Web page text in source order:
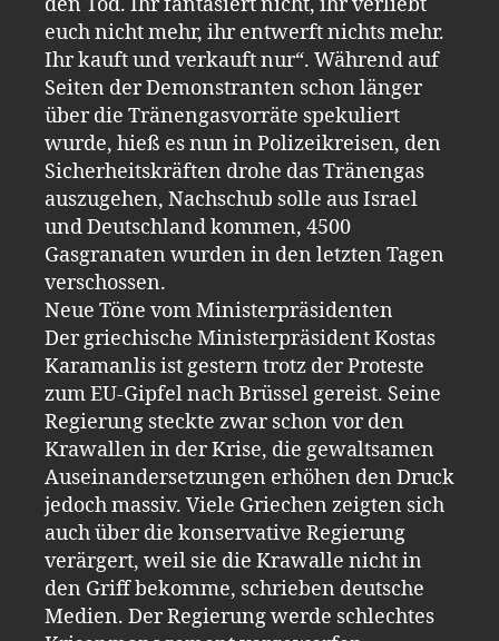
euch nicht mehr, ihr entwerft nichts mehr.
Ihr kauft und verkauft nur“. Während auf
Seiten der Demonstranten schon länger
über die Tränengasvorräte spekuliert
wurde, hieß es nun in Polizeikreisen, den
Sicherheitskräften drohe das Tränengas
auszugehen, Nachschub solle aus Israel
und Deutschland kommen, 4500
Gasgranaten wurden in den letzten Tagen
verschossen.
Neue Töne vom Ministerpräsidenten
Der griechische Ministerpräsident Kostas
Karamanlis ist gestern trotz der Proteste
zum EU-Gipfel nach Brüssel gereist. Seine
Regierung steckte zwar schon vor den
Krawallen in der Krise, die gewaltsamen
Auseinandersetzungen erhöhen den Druck
jedoch massiv. Viele Griechen zeigten sich
auch über die konservative Regierung
verärgert, weil sie die Krawalle nicht in
den Griff bekomme, schrieben deutsche
Medien. Der Regierung werde schlechtes